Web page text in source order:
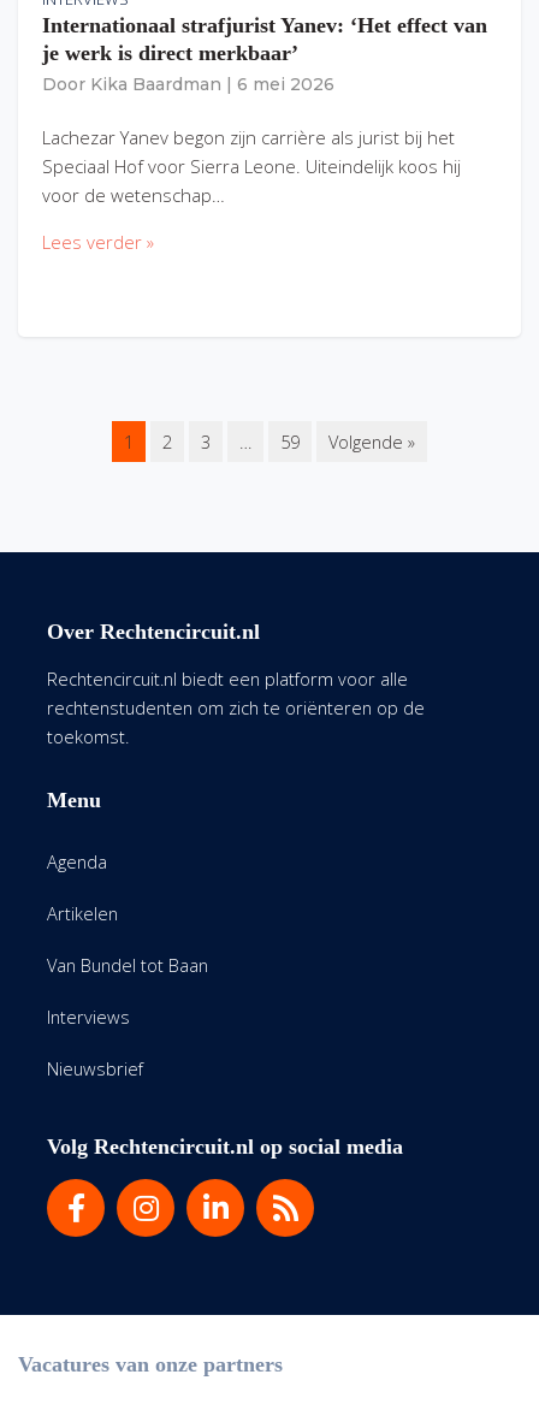
Internationaal strafjurist Yanev: ‘Het effect van
je werk is direct merkbaar’
Door Kika Baardman 6 mei 2026
Lachezar Yanev begon zijn carrière als jurist bij het
Speciaal Hof voor Sierra Leone. Uiteindelijk koos hij
voor de wetenschap…
Lees verder »
1 2 3 … 59 Volgende »
Over Rechtencircuit.nl
Rechtencircuit.nl biedt een platform voor alle
rechtenstudenten om zich te oriënteren op de
toekomst.
Menu
Agenda
Artikelen
Van Bundel tot Baan
Interviews
Nieuwsbrief
Volg Rechtencircuit.nl op social media
Vacatures van onze partners